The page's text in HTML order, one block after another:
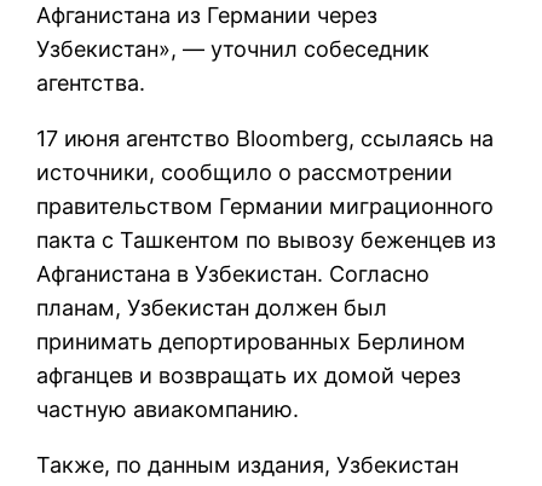
Афганистана из Германии через
Узбекистан», — уточнил собеседник
агентства.
17 июня агентство Bloomberg, ссылаясь на
источники, сообщило о рассмотрении
правительством Германии миграционного
пакта с Ташкентом по вывозу беженцев из
Афганистана в Узбекистан. Согласно
планам, Узбекистан должен был
принимать депортированных Берлином
афганцев и возвращать их домой через
частную авиакомпанию.
Также, по данным издания, Узбекистан